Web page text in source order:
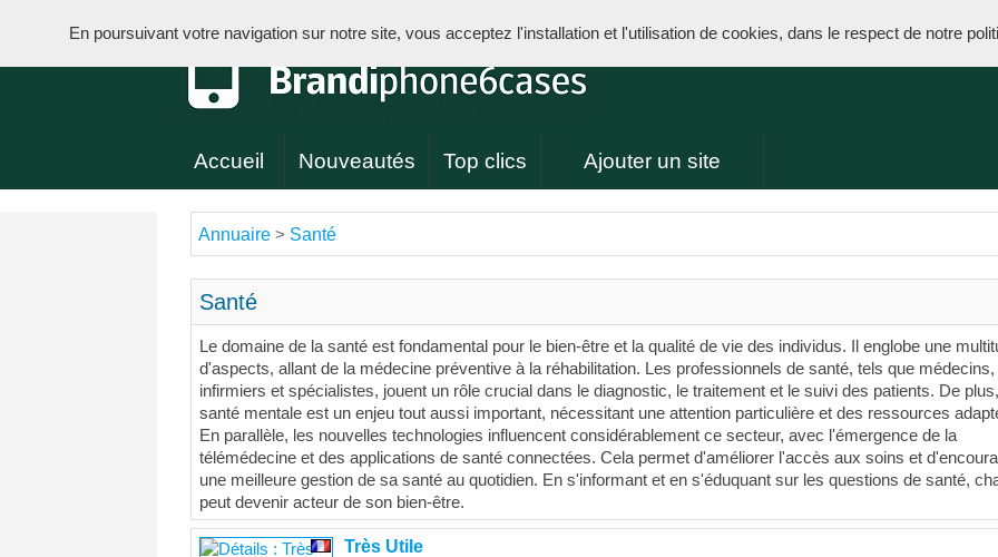
Accueil Nouveautés Top clics Ajouter un site
Annuaire > Santé
Santé
Le domaine de la santé est fondamental pour le bien-être et la qualité de vie des individus. Il englobe une
d'aspects, allant de la médecine préventive à la réhabilitation. Les professionnels de santé, tels que médecins,
infirmiers et spécialistes, jouent un rôle crucial dans le diagnostic, le traitement et le suivi des patients. De
santé mentale est un enjeu tout aussi important, nécessitant une attention particulière et des ressources
En parallèle, les nouvelles technologies influencent considérablement ce secteur, avec l'émergence de la
télémédecine et des applications de santé connectées. Cela permet d'améliorer l'accès aux soins et
une meilleure gestion de sa santé au quotidien. En s'informant et en s'éduquant sur les questions de santé,
peut devenir acteur de son bien-être.
Très Utile
En poursuivant votre navigation sur notre site, vous acceptez l'installation et l'utilisation de cookies, dans le respect de notre